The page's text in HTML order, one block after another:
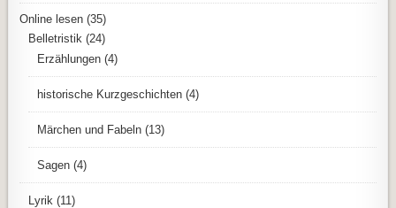
Online lesen (35)
Belletristik (24)
Erzählungen (4)
historische Kurzgeschichten (4)
Märchen und Fabeln (13)
Sagen (4)
Lyrik (11)